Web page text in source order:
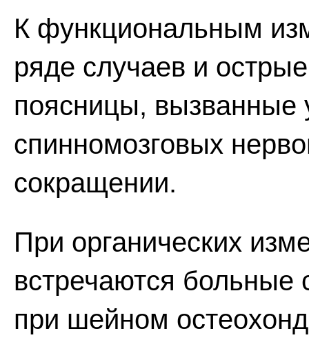
К функциональным
ряде случаев и
поясницы,
спинномозговых
сокращении.
При органических
встречаются
при шейном